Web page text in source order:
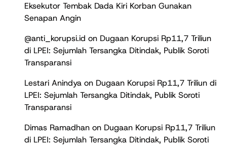
Eksekutor Tembak Dada Kiri Korban Gunakan
Senapan Angin
@anti_korupsi.id on Dugaan Korupsi Rp11,7 Triliun
di LPEI: Sejumlah Tersangka Ditindak, Publik Soroti
Transparansi
Lestari Anindya on Dugaan Korupsi Rp11,7 Triliun di
LPEI: Sejumlah Tersangka Ditindak, Publik Soroti
Transparansi
Dimas Ramadhan on Dugaan Korupsi Rp11,7 Triliun
di LPEI: Sejumlah Tersangka Ditindak, Publik Soroti